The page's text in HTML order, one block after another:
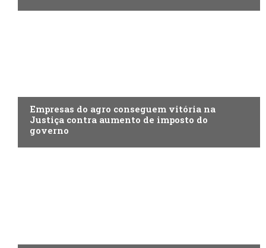
Empresas do agro conseguem vitória na
Justiça contra aumento de imposto do
governo